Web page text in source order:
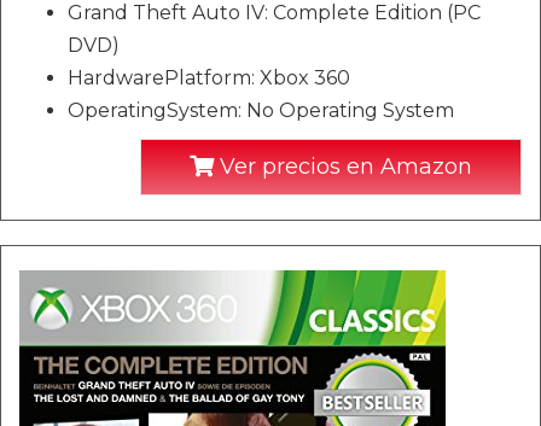
Grand Theft Auto IV: Complete Edition (PC
DVD)
HardwarePlatform: Xbox 360
OperatingSystem: No Operating System
Ver precios en Amazon